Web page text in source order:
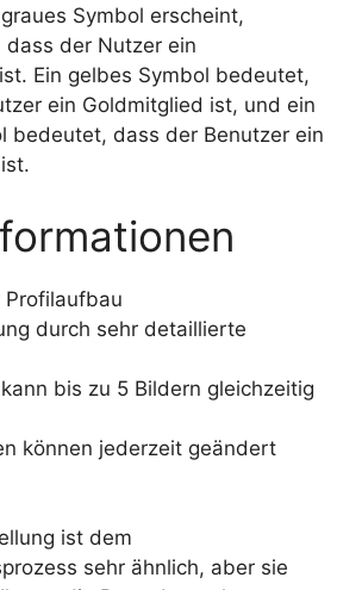
Symbol erscheint,
der Nutzer ein
Ein gelbes Symbol bedeutet,
ein Goldmitglied ist, und ein
bedeutet, dass der Benutzer ein
durch sehr detaillierte
bis zu 5 Bildern gleichzeitig
können jederzeit geändert
ist dem
sehr ähnlich, aber sie